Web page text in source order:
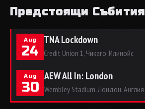
Предстоящи Събития
Aug
24
TNA Lockdown
Credit Union 1, Чикаго, Илинойс
Aug
30
AEW All In: London
Wembley Stadium, Лондон, Англия